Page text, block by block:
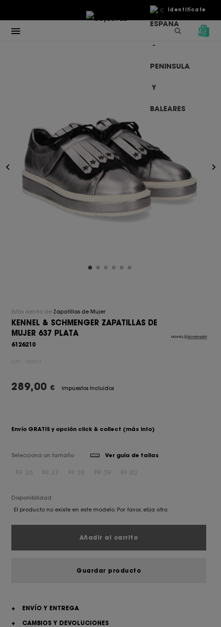
Identifícate
€
Estás dentro de Zapatillas de Mujer
KENNEL & SCHMENGER ZAPATILLAS DE
MUJER 637 PLATA
6126210
UPC: 192007
289,00 € Impuestos Incluidos
Envío GRATIS y opción click & collect (más info)
Selecciona un tamaño Ver guía de tallas
Disponibilidad:
El producto no existe en este modelo. Por favor, elija otro.
Añadir al carrito
Guardar producto
+
ENVÍO Y ENTREGA
+
CAMBIOS Y DEVOLUCIONES